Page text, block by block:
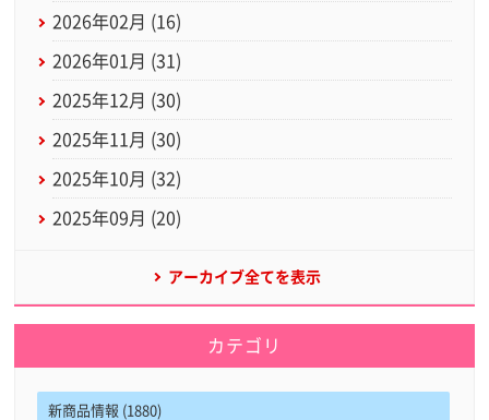
2026年02月 (16)
2026年01月 (31)
2025年12月 (30)
2025年11月 (30)
2025年10月 (32)
2025年09月 (20)
アーカイブ全てを表示
カテゴリ
新商品情報 (1880)